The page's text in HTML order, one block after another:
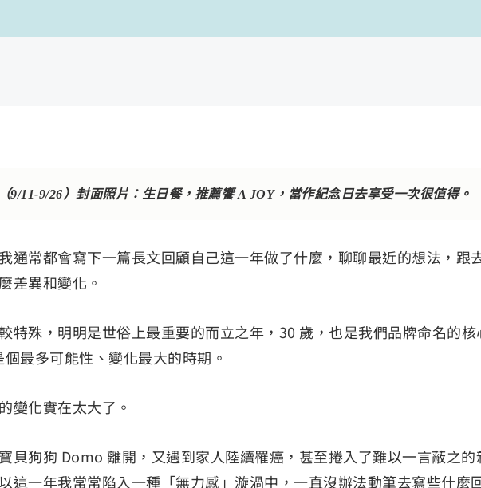
9/11-9/26）封面照片：生日餐，推薦饗 A JOY，當作紀念日去享受一次很值得。
通常都會寫下一篇長文回顧自己這一年做了什麼，聊聊最近的想法，跟
差異和變化。
特殊，明明是世俗上最重要的而立之年，30 歲，也是我們品牌命名的核
最多可能性、變化最大的時期。
變化實在太大了。
貝狗狗 Domo 離開，又遇到家人陸續罹癌，甚至捲入了難以一言蔽之的
這一年我常常陷入一種「無力感」漩渦中，一直沒辦法動筆去寫些什麼